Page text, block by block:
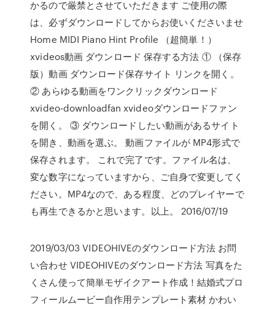
かるので厳禁とさせていただきます ご使用の際
は、必ずダウンロードしてからお使いくださいませ
Home MIDI Piano Hint Profile （超簡単！）
xvideos動画 ダウンロード 保存する方法 ① （保存
版）動画 ダウンロード保存サイト リンクを開く。
② あらゆる動画をワンクリックダウンロード
xvideo-downloadfan xvideoダウンロードファン
を開く。 ③ ダウンロードしたい動画があるサイト
を開き、動画を選ぶ。 動画ファイルが MP4形式で
保存されます。 これで完了です。ファイル名は、
変な数字になっていますから、ご自身で変更してく
ださい。MP4なので、ある程度、どのプレイヤーで
も再生できるかと思います。以上。 2016/07/19
2019/03/03 VIDEOHIVEのダウンロード方法 お問
い合わせ VIDEOHIVEのダウンロード方法 写真をた
くさん使って簡単モザイクアート作成！結婚式プロ
フィールムービー自作用テンプレート素材 かわい